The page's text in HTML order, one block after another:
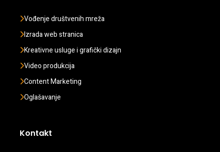
Vođenje društvenih mreža
Izrada web stranica
Kreativne usluge i grafički dizajn
Video produkcija
Content Marketing
Oglašavanje
Kontakt